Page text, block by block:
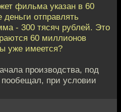
фильма указан в 60
отправлять
- 300 тясяч рублей. Это
60 миллионов
уже имеется?
производства, под
пообещал, при условии